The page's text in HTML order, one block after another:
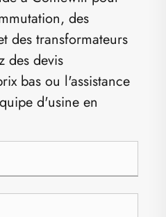
des
des transformateurs
des devis
bas ou l'assistance
d'usine en